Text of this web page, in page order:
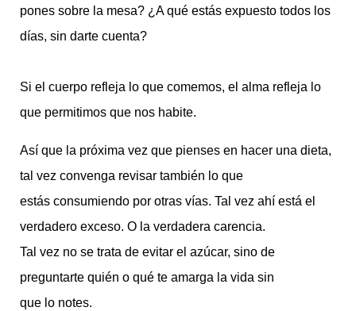
pones sobre la mesa? ¿A qué estás expuesto todos los
días, sin darte cuenta?
Si el cuerpo refleja lo que comemos, el alma refleja lo
que permitimos que nos habite.
Así que la próxima vez que pienses en hacer una dieta,
tal vez convenga revisar también lo que
estás consumiendo por otras vías. Tal vez ahí está el
verdadero exceso. O la verdadera carencia.
Tal vez no se trata de evitar el azúcar, sino de
preguntarte quién o qué te amarga la vida sin
que lo notes.